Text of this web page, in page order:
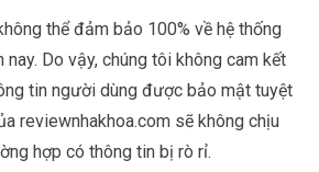
thể đảm bảo 100% về hệ thống
Do vậy, chúng tôi không cam kết
tin người dùng được bảo mật tuyệt
reviewnhakhoa.com sẽ không chịu
hợp có thông tin bị rò rỉ.